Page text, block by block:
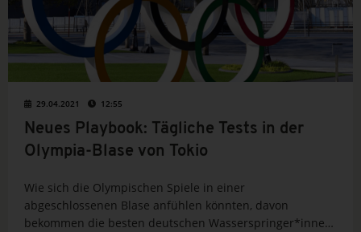
29.04.2021 12:55
Neues Playbook: Tägliche Tests in der
Olympia-Blase von Tokio
Wie sich die Olympischen Spiele in einer
abgeschlossenen Blase anfühlen könnten, davon
bekommen die besten deutschen Wasserspringer*innen